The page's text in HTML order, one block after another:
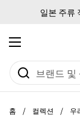
일본 주류
메뉴 열기
홈 / 컬렉션 / 우